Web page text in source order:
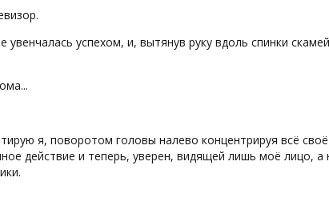
увенчалась успехом, и, вытянув руку вдоль спинки
я, поворотом головы налево концентрируя всё
действие и теперь, уверен, видящей лишь моё лицо,